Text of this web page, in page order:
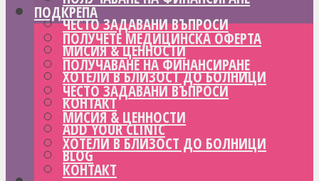
ЧЕСТО ЗАДАВАНИ ВЪПРОСИ
МИСИЯ & ЦЕННОСТИ
ХОТЕЛИ В БЛИЗОСТ ДО БОЛНИЦИ
КОНТАКТ
ADD YOUR CLINIC
BLOG
ПОДКРЕПА
ПОЛУЧЕТЕ МЕДИЦИНСКА ОФЕРТА
ПОЛУЧАВАНЕ НА ФИНАНСИРАНЕ
ЧЕСТО ЗАДАВАНИ ВЪПРОСИ
МИСИЯ & ЦЕННОСТИ
ХОТЕЛИ В БЛИЗОСТ ДО БОЛНИЦИ
КОНТАКТ